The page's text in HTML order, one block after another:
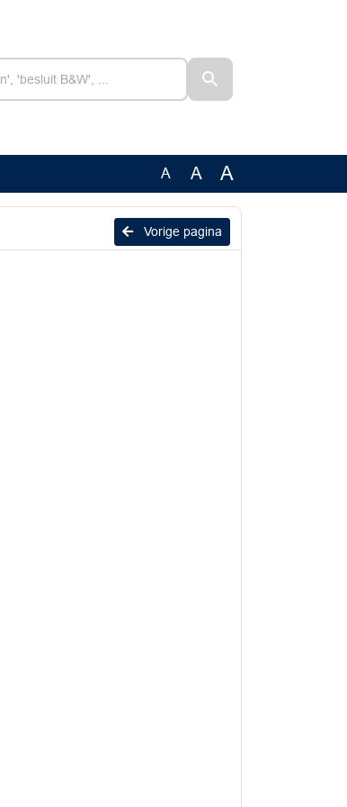
A A A
Vorige pagina